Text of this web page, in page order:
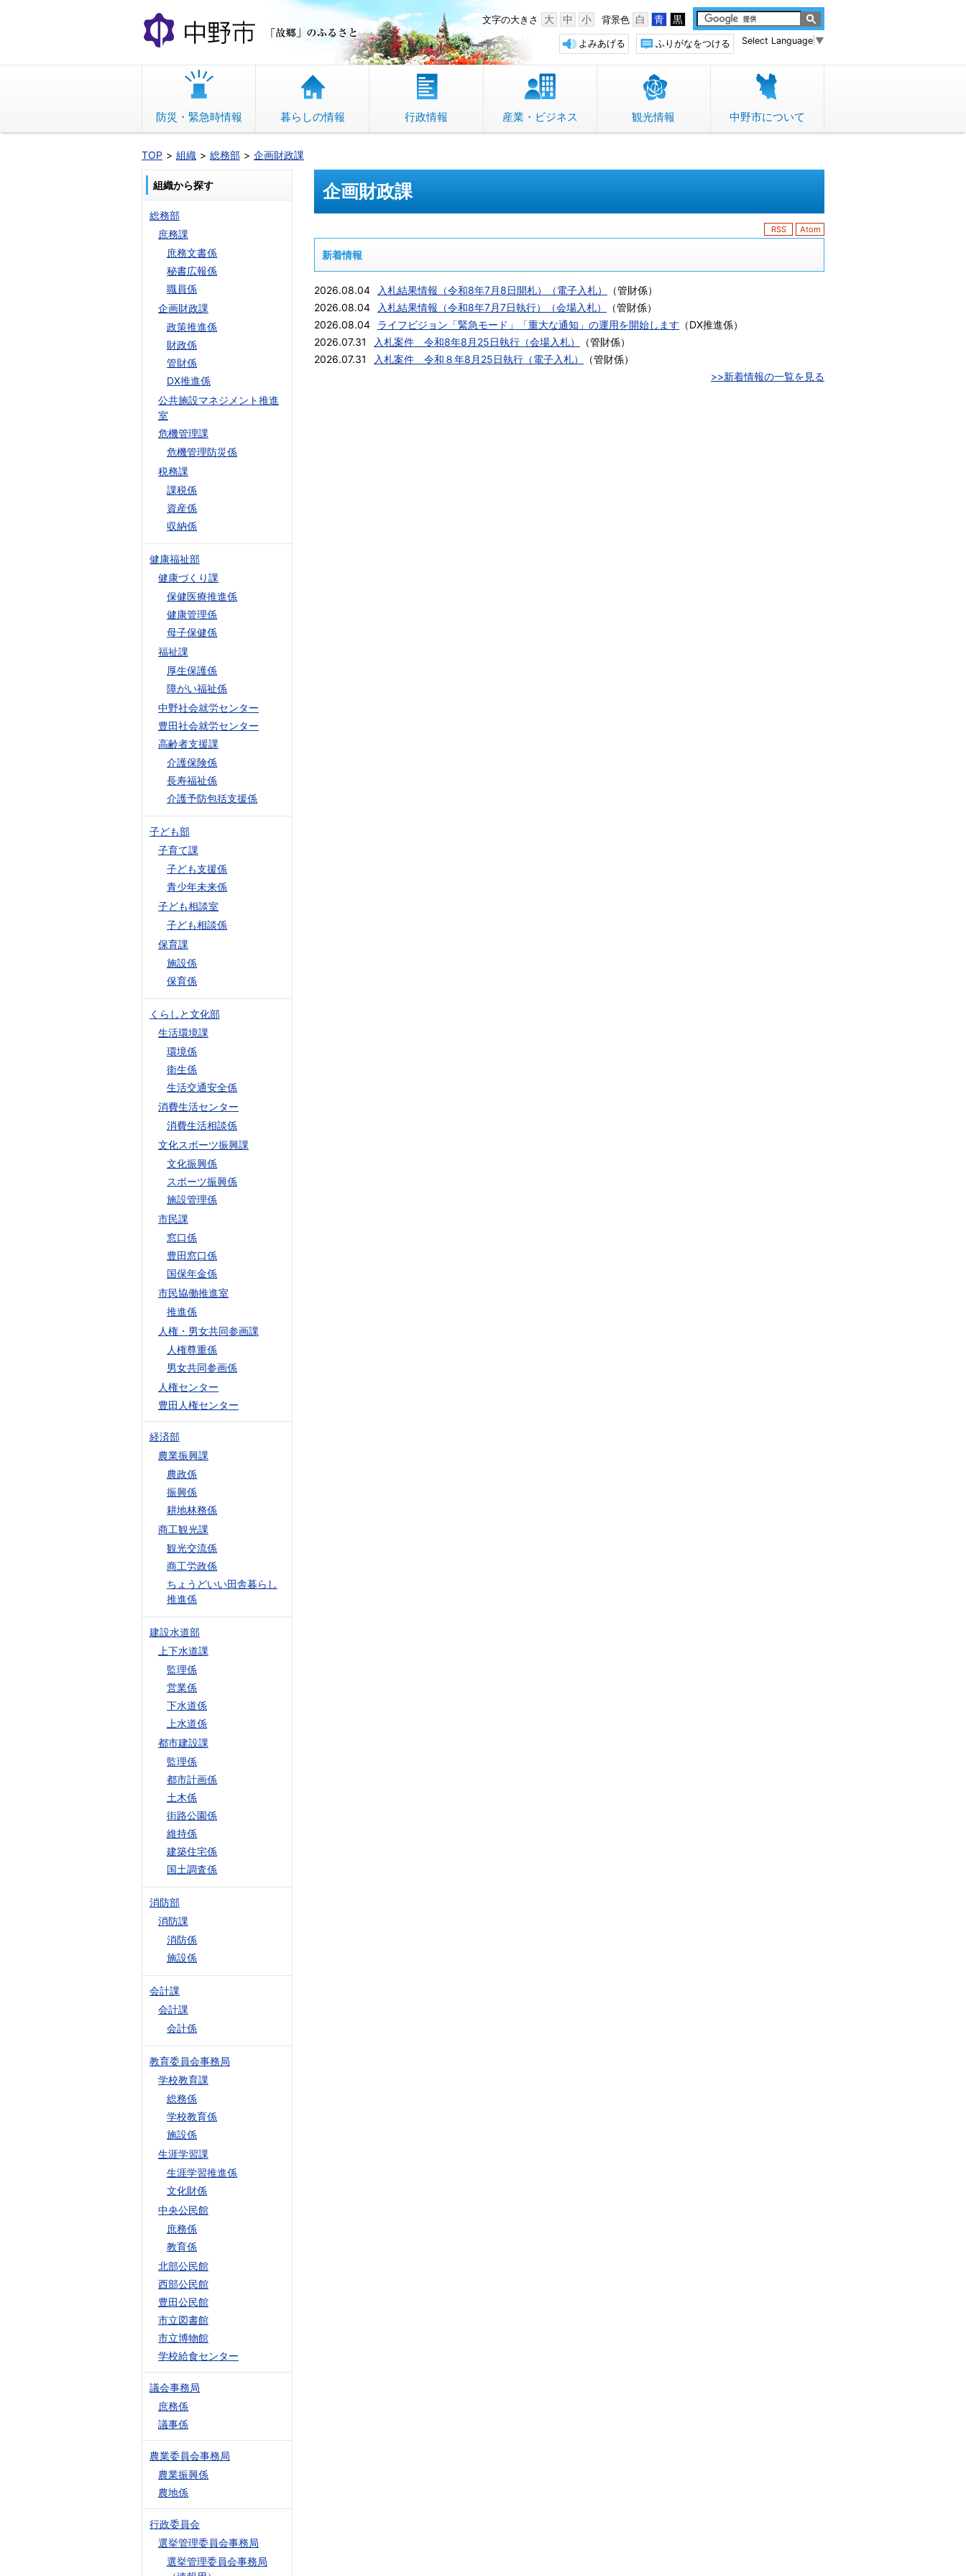
文
へ
動
中野市 「故郷」のふるさと 背景色 白 青 黒
文字の大きさ 大 中 小
Select Language ▼
ふりがなをつける
よみあげる
防災・緊急時情報 暮らしの情報 行政情報 産業・ビジネス 観光情報 中野市について
TOP 組織 総務部 企画財政課
企画財政課
RSS Atom
新着情報
2026.08.04 入札結果情報（令和8年7月8日開札）（電子入札） （管財係）
2026.08.04
入札結果情報（令和8年7月7日執行）（会場入札） （管財係）
2026.08.04
ライフビジョン「緊急モード」「重大な通知」の運用を開始します （DX推進係）
2026.07.31
入札案件 令和8年8月25日執行（会場入札） （管財係）
2026.07.31
入札案件 令和８年8月25日執行（電子入札） （管財係）
>>新着情報の一覧を見る
組織から探す
総務部
庶務課
庶務文書係
秘書広報係
職員係
企画財政課
政策推進係
財政係
管財係
DX推進係
公共施設マネジメント推進
室
危機管理課
危機管理防災係
税務課
課税係
資産係
収納係
健康福祉部
健康づくり課
保健医療推進係
健康管理係
母子保健係
福祉課
厚生保護係
障がい福祉係
中野社会就労センター
豊田社会就労センター
高齢者支援課
介護保険係
長寿福祉係
介護予防包括支援係
子ども部
子育て課
子ども支援係
青少年未来係
子ども相談室
子ども相談係
保育課
施設係
保育係
くらしと文化部
生活環境課
環境係
衛生係
生活交通安全係
消費生活センター
消費生活相談係
文化スポーツ振興課
文化振興係
スポーツ振興係
施設管理係
市民課
窓口係
豊田窓口係
国保年金係
市民協働推進室
推進係
人権・男女共同参画課
人権尊重係
男女共同参画係
人権センター
豊田人権センター
経済部
農業振興課
農政係
振興係
耕地林務係
商工観光課
観光交流係
商工労政係
ちょうどいい田舎暮らし
推進係
建設水道部
上下水道課
監理係
営業係
下水道係
上水道係
都市建設課
監理係
都市計画係
土木係
街路公園係
維持係
建築住宅係
国土調査係
消防部
消防課
消防係
施設係
会計課
会計課
会計係
教育委員会事務局
学校教育課
総務係
学校教育係
施設係
生涯学習課
生涯学習推進係
文化財係
中央公民館
庶務係
教育係
北部公民館
西部公民館
豊田公民館
市立図書館
市立博物館
学校給食センター
議会事務局
庶務係
議事係
農業委員会事務局
農業振興係
農地係
行政委員会
選挙管理委員会事務局
選挙管理委員会事務局